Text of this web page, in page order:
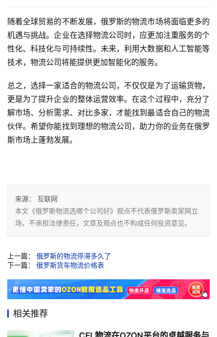
随着全球贸易的不断发展，俄罗斯的物流市场将面临更多的
机遇与挑战。企业在选择物流公司时，应更加注重服务的个
性化、科技化与可持续性。未来，利用大数据和人工智能等
技术，物流公司将能提供更加智能化的服务。
总之，选择一家适合的物流公司，不仅仅是为了运输货物，
更是为了提升企业的整体运营效率。在这个过程中，充分了
解市场、分析需求、对比多家，才能找到最适合自己的物流
伙伴。希望你能找到理想的物流公司，助力你的业务在俄罗
斯市场上蓬勃发展。
来源：
互联网
本文《俄罗斯物流选哪个公司好》观点不代表俄罗斯卖家网立
场，不承担法律责任，文章及观点也不构成任何投资意见。
上一篇： 俄罗斯的物流停滞多久了
下一篇： 俄罗斯货车物流价格表
相关推荐